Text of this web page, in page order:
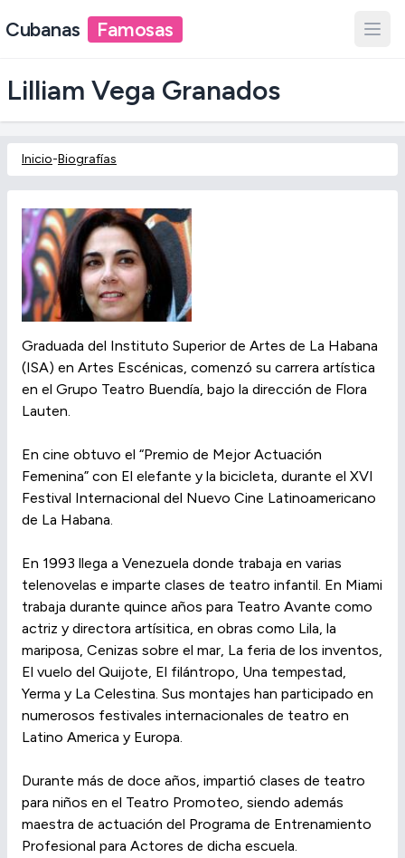
Cubanas Famosas
Lilliam Vega Granados
Inicio-Biografías
Graduada del Instituto Superior de Artes de La Habana
(ISA) en Artes Escénicas, comenzó su carrera artística
en el Grupo Teatro Buendía, bajo la dirección de Flora
Lauten.
En cine obtuvo el “Premio de Mejor Actuación
Femenina” con El elefante y la bicicleta, durante el XVI
Festival Internacional del Nuevo Cine Latinoamericano
de La Habana.
En 1993 llega a Venezuela donde trabaja en varias
telenovelas e imparte clases de teatro infantil. En Miami
trabaja durante quince años para Teatro Avante como
actriz y directora artísitica, en obras como Lila, la
mariposa, Cenizas sobre el mar, La feria de los inventos,
El vuelo del Quijote, El filántropo, Una tempestad,
Yerma y La Celestina. Sus montajes han participado en
numerosos festivales internacionales de teatro en
Latino America y Europa.
Durante más de doce años, impartió clases de teatro
para niños en el Teatro Promoteo, siendo además
maestra de actuación del Programa de Entrenamiento
Profesional para Actores de dicha escuela.